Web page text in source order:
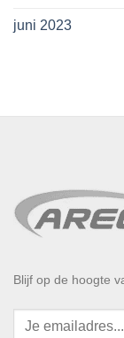
juni 2023
Blijf op de hoogte